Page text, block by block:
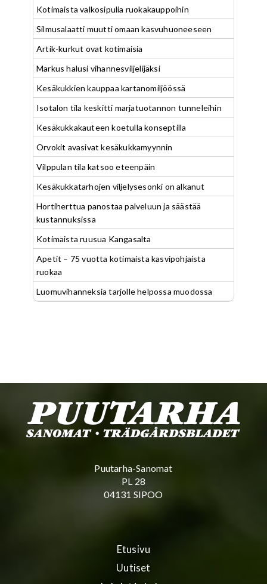
Kotimaista valkosipulia ruokakauppoihin
Silmusalaatti muutti omaan kasvuhuoneeseen
Artik-kurkut ovat kotimaisia
Markus halusi vihannesviljelijäksi
Kesäkukkien kauppaa kartanomiljöössä
Isotalon tila keskitti marjatuotannon tunneleihin
Kesäkukkakauteen koetulla konseptilla
Orvokit avasivat kesäkukkamyynnin
Vilppulan tila katsoo eteenpäin
Kesäkukkatarhojen viljelysesonki on alkanut
Hortiherttua panostaa palveluun ja säästää
kustannuksissa
Kotimaista ruusua Kangasalta
Apetit – 75 vuotta kotimaista kasvipohjaista
ruokaa
Luomuvihanneksia tarjolle helpossa muodossa
Puutarha-Sanomat
PL 28
04131 SIPOO
Etusivu
Uutiset